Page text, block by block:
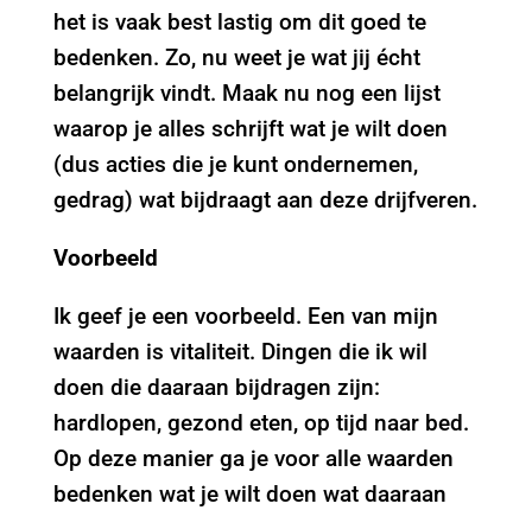
het is vaak best lastig om dit goed te
bedenken. Zo, nu weet je wat jij écht
belangrijk vindt. Maak nu nog een lijst
waarop je alles schrijft wat je wilt doen
(dus acties die je kunt ondernemen,
gedrag) wat bijdraagt aan deze drijfveren.
Voorbeeld
Ik geef je een voorbeeld. Een van mijn
waarden is vitaliteit. Dingen die ik wil
doen die daaraan bijdragen zijn:
hardlopen, gezond eten, op tijd naar bed.
Op deze manier ga je voor alle waarden
bedenken wat je wilt doen wat daaraan